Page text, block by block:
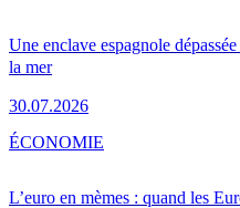
Une enclave espagnole
la mer
30.07.2026
L’euro en mèmes : quand les
ÉCONOMIE